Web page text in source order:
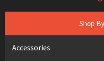
Shop
Accessories